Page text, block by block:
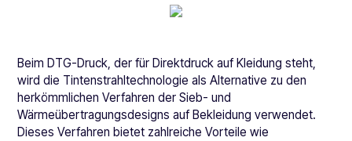
Beim DTG-Druck, der für Direktdruck auf Kleidung steht,
wird die Tintenstrahltechnologie als Alternative zu den
herkömmlichen Verfahren der Sieb- und
Wärmeübertragungsdesigns auf Bekleidung verwendet.
Dieses Verfahren bietet zahlreiche Vorteile wie